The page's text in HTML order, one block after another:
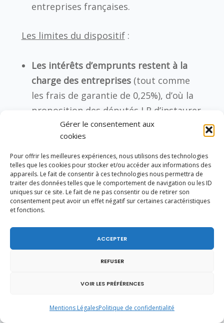
Gérer le consentement aux
cookies
Pour offrir les meilleures expériences, nous utilisons des technologies
telles que les cookies pour stocker et/ou accéder aux informations des
appareils. Le fait de consentir à ces technologies nous permettra de
traiter des données telles que le comportement de navigation ou les ID
uniques sur ce site. Le fait de ne pas consentir ou de retirer son
consentement peut avoir un effet négatif sur certaines caractéristiques
et fonctions.
ACCEPTER
REFUSER
VOIR LES PRÉFÉRENCES
Mentions LégalesPolitique de confidentialité
entreprises françaises.
Les limites du dispositif:
Les intérêts d’emprunts restent à la
charge des entreprises(tout comme
les frais de garantie de 0,25%), d’où la
proposition des députés LR d’instaurer
un prêt à taux zéro dédié dit «
Coronavirus».
Seul 90% des emprunts sont garantis
ce qui génère une certaine frilosité de
certains réseaux bancairesqui refusent
des prêts de manière injustifiée.
L’Allemagne garantit désormais 100% des
emprunts et le patron de la BPI (Nicolas
Dufourcq) a également émis l’idée de